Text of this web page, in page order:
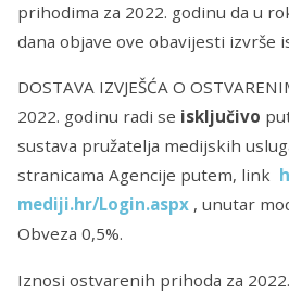
prihodima za 2022. godinu da u
dana objave ove obavijesti izvrše
DOSTAVA IZVJEŠĆA O
2022. godinu radi se isključivo
sustava pružatelja medijskih
stranicama Agencije putem, link
mediji.hr/Login.aspx , unutar
Obveza 0,5%.
Iznosi ostvarenih prihoda za